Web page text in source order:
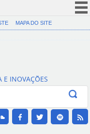
(COVID-19)
Canais
MAPA DO SITE
E INOVAÇÕES